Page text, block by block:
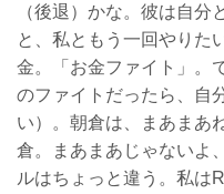
（後退）かな。彼は自
と、私ともう一回やりた
金。「お金ファイト」。
のファイトだったら、自
い）。朝倉は、まあまあ
倉。まあまあじゃないよ
ルはちょっと違う。私は